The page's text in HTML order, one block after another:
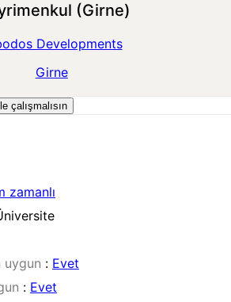
(Girne)
Developments
Girne
çalışmalısın
zamanlı
uygun : Evet
: Evet